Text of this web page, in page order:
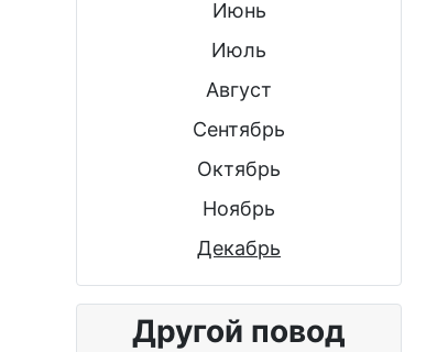
Июнь
Июль
Август
Сентябрь
Октябрь
Ноябрь
Декабрь
Другой повод